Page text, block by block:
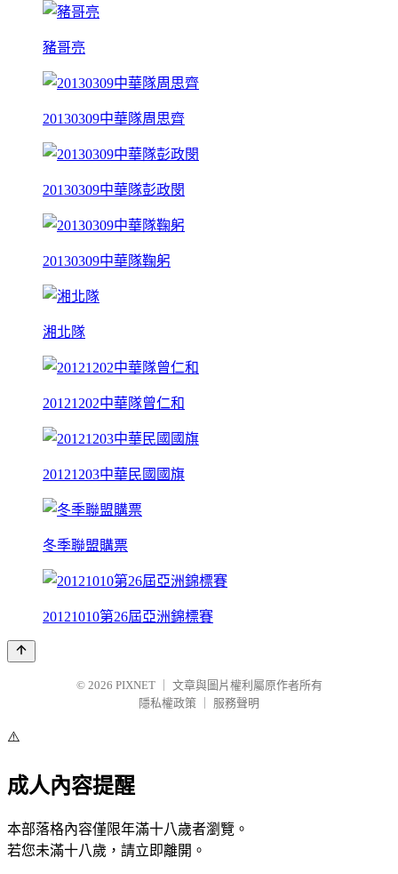
豬哥亮
20130309中華隊周思齊
20130309中華隊彭政閔
20130309中華隊鞠躬
湘北隊
20121202中華隊曾仁和
20121203中華民國國旗
冬季聯盟購票
20121010第26屆亞洲錦標賽
© 2026 PIXNET
文章與圖片權利屬原作者所有
隱私權政策
服務聲明
⚠️
成人內容提醒
本部落格內容僅限年滿十八歲者瀏覽。
若您未滿十八歲，請立即離開。